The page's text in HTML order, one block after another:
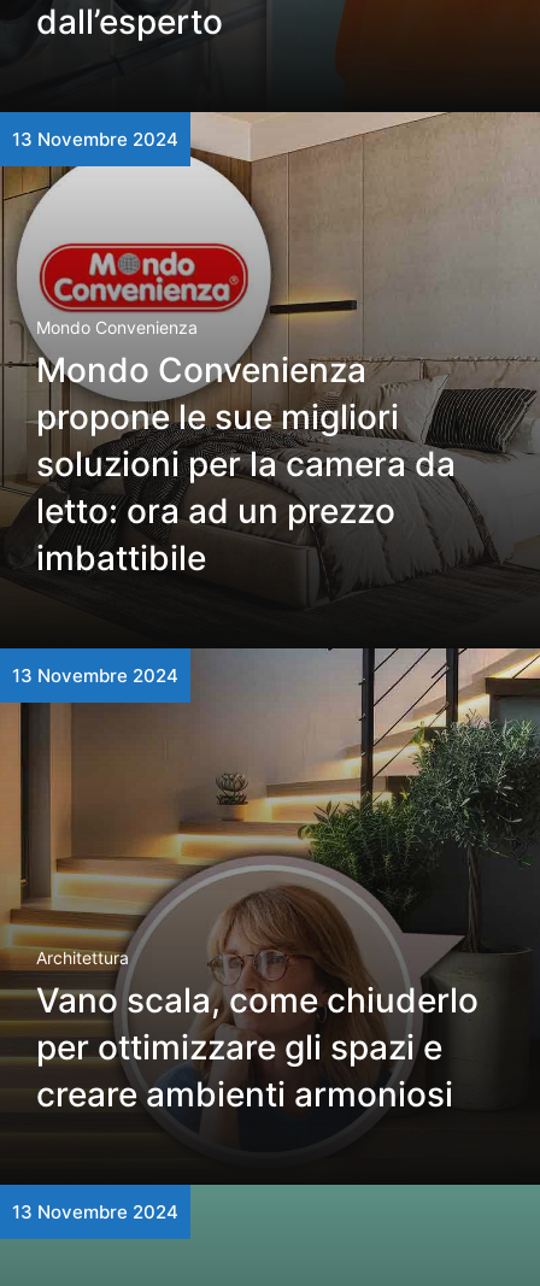
dall’esperto
13 Novembre 2024
Mondo Convenienza
Mondo Convenienza
propone le sue migliori
soluzioni per la camera da
letto: ora ad un prezzo
imbattibile
13 Novembre 2024
Architettura
Vano scala, come chiuderlo
per ottimizzare gli spazi e
creare ambienti armoniosi
13 Novembre 2024